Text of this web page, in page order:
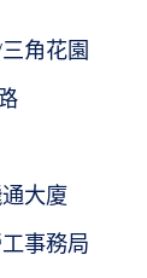
角花園
大廈
事務局